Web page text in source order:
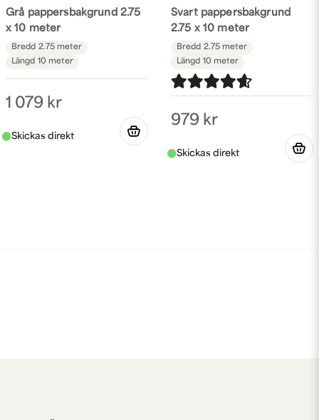
Grå pappersbakgrund 2.75
x 10 meter
Bredd 2.75 meter
Längd 10 meter
1 079 kr
Svart pappersbakgrund
2.75 x 10 meter
Bredd 2.75 meter
Längd 10 meter
979 kr